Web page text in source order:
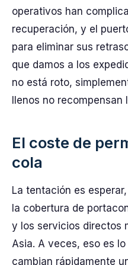
operativos han
recuperación, y el
para eliminar sus
que damos a los
no está roto,
llenos no recompensan
El coste de
cola
La tentación es
la cobertura de
y los servicios directos
Asia. A veces, eso es
cambian rápidamente